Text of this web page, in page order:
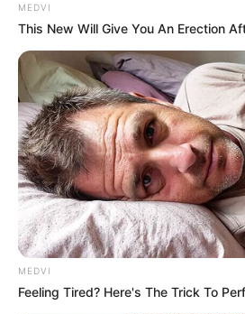
Why He Gets Hard In 15
Don't Tell
DIRECTMAX
MEDVI
This New Will Give You An Erection
MEDVI
Feeling Tired? Here's The Trick To